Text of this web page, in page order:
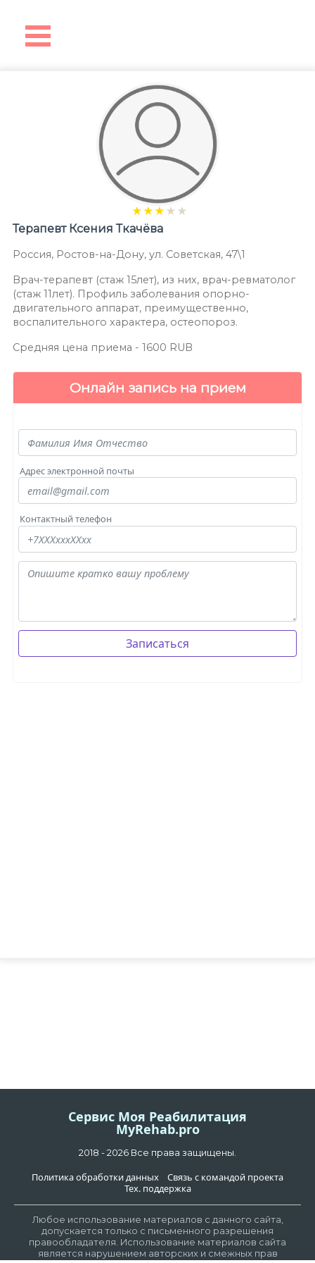
★★★ ★ ★
Терапевт Ксения Ткачёва
Россия, Ростов-на-Дону, ул. Советская, 47\1
Врач-терапевт (стаж 15лет), из них, врач-ревматолог
(стаж 11лет). Профиль заболевания опорно-
двигательного аппарат, преимущественно,
воспалительного характера, остеопороз.
Средняя цена приема - 1600 RUB
Онлайн запись на прием
Адрес электронной почты
Контактный телефон
Записаться
Сервис Моя Реабилитация
MyRehab.pro
2018 - 2026 Все права защищены.
Политика обработки данных
Связь с командой проекта
Тех. поддержка
Любое использование материалов с данного сайта,
допускается только с письменного разрешения
правообладателя. Использование материалов сайта
является нарушением авторских и смежных прав